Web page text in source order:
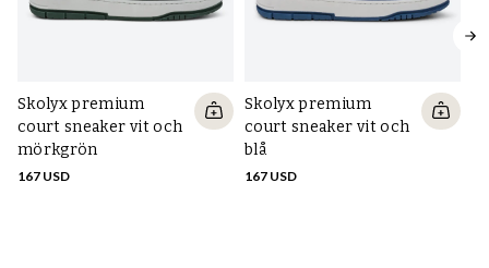
Skolyx premium
court sneaker vit och
mörkgrön
167 USD
Skolyx premium
court sneaker vit och
blå
167 USD